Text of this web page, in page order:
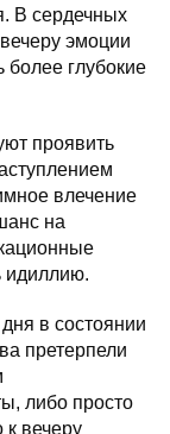
В сердечных
эмоции
более глубокие
проявить
влечение
на
идиллию.
в состоянии
претерпели
либо просто
к вечеру